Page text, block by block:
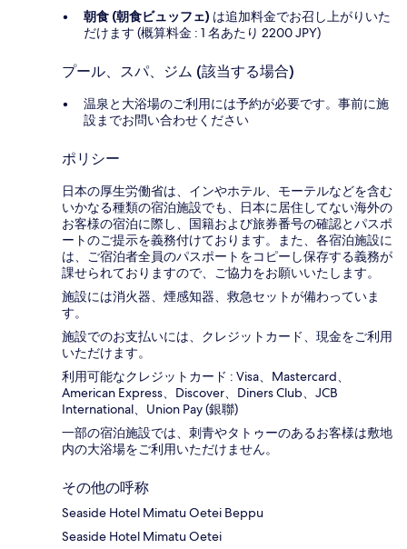
朝食 (朝食ビュッフェ) は追加料金でお召し上がりいた
だけます (概算料金 : 1 名あたり 2200 JPY)
プール、スパ、ジム (該当する場合)
温泉と大浴場のご利用には予約が必要です。事前に施
設までお問い合わせください
ポリシー
日本の厚生労働省は、インやホテル、モーテルなどを含む
いかなる種類の宿泊施設でも、日本に​居住してない海外の
お客様の宿泊に際し、国籍および旅券番号の確認とパスポ
ートのご提示を義務付け​ております。また、各宿泊施設に
は、ご宿泊者全員のパスポートをコピーし保存する義務が
課せられておりますの​で、ご協力をお願いいたします。
施設には消火器、煙感知器、救急セットが備わっていま
す。
施設でのお支払いには、クレジットカード、現金をご利用
いただけます。
利用可能なクレジットカード : Visa、Mastercard、
American Express、Discover、Diners Club、JCB
International、Union Pay (銀聯)
一部の宿泊施設では、刺青やタトゥーのあるお客様は敷地
内の大浴場をご利用いただけません。
その他の呼称
Seaside Hotel Mimatu Oetei Beppu
Seaside Hotel Mimatu Oetei